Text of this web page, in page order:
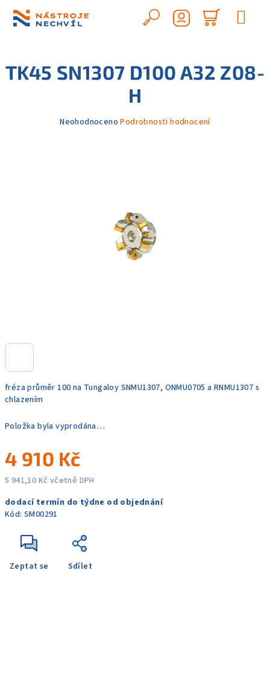
obsah
Hledat
košík
fréza průměr 100 na Tungaloy SNMU1307, ONMU0705 a RNMU1307 s
chlazením
Položka byla vyprodána…
4 910 Kč
5 941,10 Kč včetně DPH
cena:
dodací termín do týdne od objednání
Kód: SM00291
Zeptat se Sdílet
TK45 SN1307 D100 A32 Z08-
H
Průměrné
Neohodnoceno Podrobnosti hodnocení